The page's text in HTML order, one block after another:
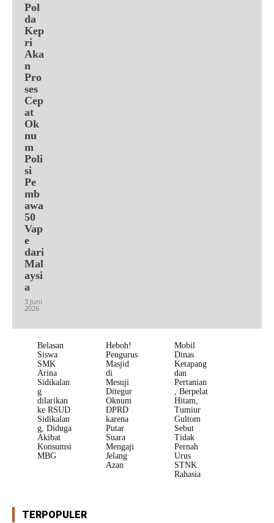
Pol
da
Kep
ri
Aka
n
Pro
ses
Cep
at
Ok
nu
m
Poli
si
Pe
mb
awa
50
Vap
e
dari
Mal
aysi
a
3 Juni
2026
Belasan
Siswa
SMK
Arina
Sidikalan
g
dilarikan
ke RSUD
Sidikalan
g, Diduga
Akibat
Konsumsi
MBG
Heboh!
Pengurus
Masjid
di
Mesuji
Ditegur
Oknum
DPRD
karena
Putar
Suara
Mengaji
Jelang
Azan
Mobil
Dinas
Ketapang
dan
Pertanian
, Berpelat
Hitam,
Tumiur
Gultom
Sebut
Tidak
Pernah
Urus
STNK
Rahasia
TERPOPULER